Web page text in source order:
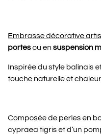
Embrasse décorative
portesou ensuspension
Inspirée du style balinais
touche naturelle et
Composée de perles en
cypraea tigris et d’un